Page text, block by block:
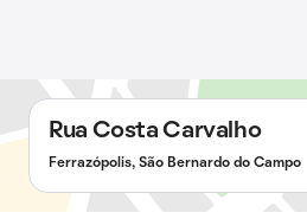
Rua Costa Carvalho
Ferrazópolis, São Bernardo do Campo